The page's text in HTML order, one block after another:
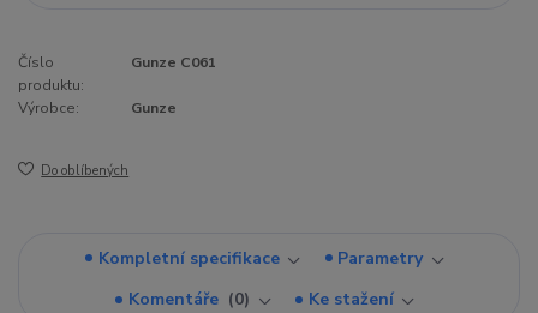
Číslo
produktu:
Gunze C061
Výrobce: Gunze
Do oblíbených
Kompletní specifikace
Parametry
Komentáře
0 Ke stažení